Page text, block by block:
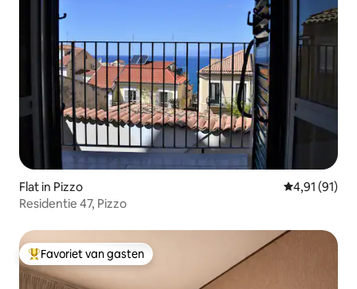
Flat in Pizzo Gemiddelde
4,91 (91)
Residentie 47, Pizzo
Topfavoriet van gasten
Favoriet van gasten